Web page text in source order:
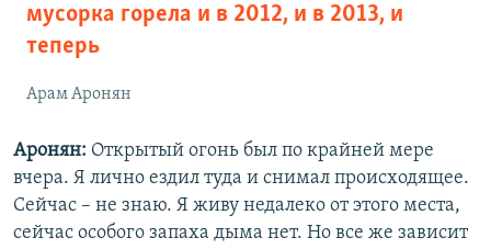
мусорка горела и в 2012, и в 2013, и
теперь
Арам Аронян
Аронян: Открытый огонь был по крайней мере
вчера. Я лично ездил туда и снимал происходящее.
Сейчас – не знаю. Я живу недалеко от этого места,
сейчас особого запаха дыма нет. Но все же зависит